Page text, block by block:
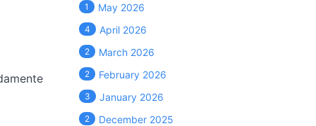
1 May 2026
4 April 2026
2 March 2026
2 February 2026
3 January 2026
2 December 2025